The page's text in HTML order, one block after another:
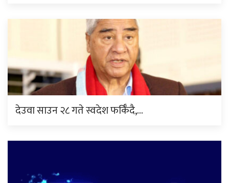
देउवा साउन २८ गते स्वदेश फर्किँदै,…